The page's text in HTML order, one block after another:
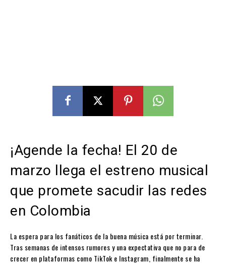
¡Agende la fecha! El 20 de
marzo llega el estreno musical
que promete sacudir las redes
en Colombia
La espera para los fanáticos de la buena música está por terminar.
Tras semanas de intensos rumores y una expectativa que no para de
crecer en plataformas como TikTok e Instagram, finalmente se ha